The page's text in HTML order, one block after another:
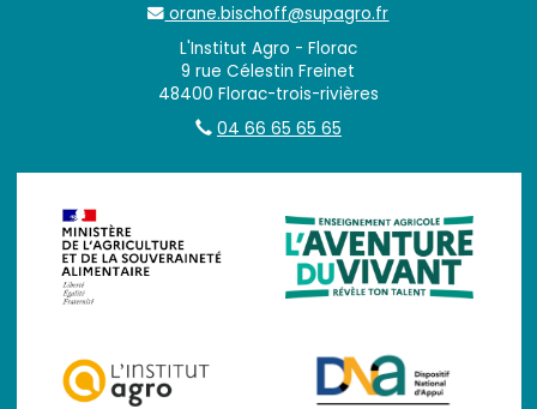
orane.bischoff@supagro.fr
L'Institut Agro - Florac
9 rue Célestin Freinet
48400 Florac-trois-rivières
04 66 65 65 65